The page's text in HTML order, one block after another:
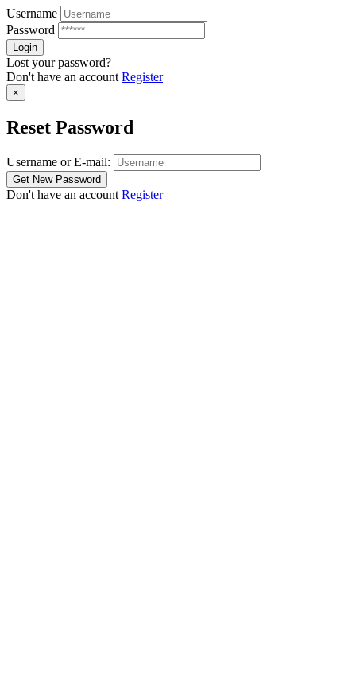
Username
Password
Lost your password?
Don't have an accountRegister
×
Reset Password
Username or E-mail:
Don't have an account Register